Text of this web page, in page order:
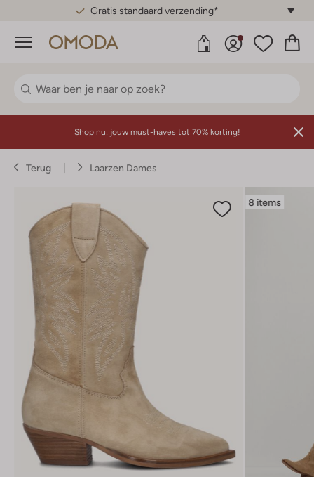
Gratis standaard verzending*
Menu
Shop nu: jouw must-haves tot 70% korting!
Terug Laarzen Dames
8 items